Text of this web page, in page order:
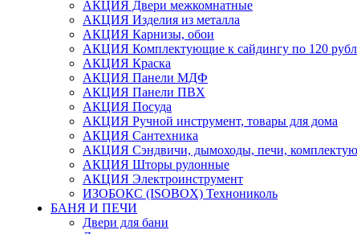
АКЦИЯ Двери межкомнатные
АКЦИЯ Изделия из металла
АКЦИЯ Карнизы, обои
АКЦИЯ Комплектующие к сайдингу по 120
АКЦИЯ Краска
АКЦИЯ Панели МДФ
АКЦИЯ Панели ПВХ
АКЦИЯ Посуда
АКЦИЯ Ручной инструмент, товары для дома
АКЦИЯ Сантехника
АКЦИЯ Сэндвичи, дымоходы, печи,
АКЦИЯ Шторы рулонные
АКЦИЯ Электроинструмент
ИЗОБОКС (ISOBOX) Технониколь
БАНЯ И ПЕЧИ
Двери для бани